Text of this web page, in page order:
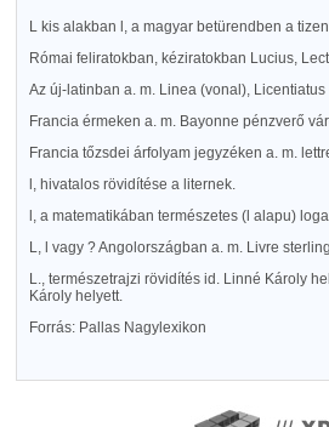
L kis alakban l, a magyar betürendben a
Római feliratokban, kéziratokban Lucius,
Az új-latinban a. m. Linea (vonal), Licentiatus
Francia érmeken a. m. Bayonne pénzverő
Francia tőzsdei árfolyam jegyzéken a. m.
l, hivatalos rövidítése a liternek.
l, a matematikában természetes (l alapu)
L, l vagy ?Angolországban a. m. Livre
L., természetrajzi rövidítés id. Linné Károly
Károly helyett.
Forrás: Pallas Nagylexikon